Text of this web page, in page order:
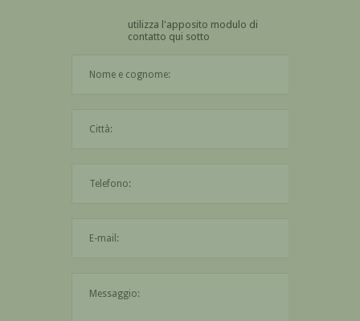
utilizza l'apposito modulo di
contatto qui sotto